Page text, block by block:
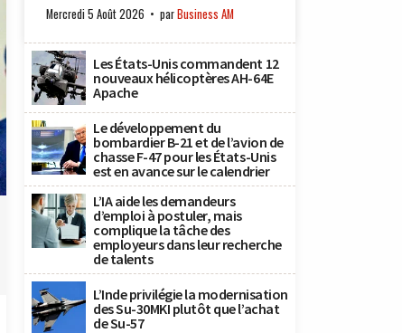
Mercredi 5 Août 2026 parBusiness AM
Les États-Unis commandent 12
nouveaux hélicoptères AH-64E
Apache
Le développement du
bombardier B-21 et de l’avion de
chasse F-47 pour les États-Unis
est en avance sur le calendrier
L’IA aide les demandeurs
d’emploi à postuler, mais
complique la tâche des
employeurs dans leur recherche
de talents
L’Inde privilégie la modernisation
des Su-30MKI plutôt que l’achat
de Su-57